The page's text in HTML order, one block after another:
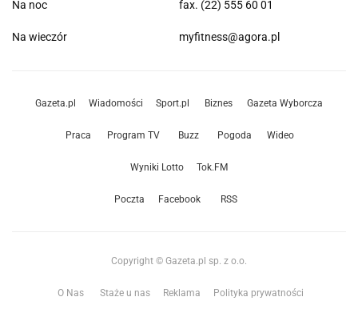
Na noc
Na wieczór
fax. (22) 555 60 01
myfitness@agora.pl
Gazeta.pl Wiadomości Sport.pl Biznes Gazeta Wyborcza
Praca Program TV Buzz Pogoda Wideo
Wyniki Lotto Tok.FM
Poczta Facebook RSS
Copyright © Gazeta.pl sp. z o.o.
O Nas Staże u nas Reklama Polityka prywatności